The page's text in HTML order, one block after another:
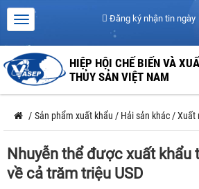
Đăng ký nhận tin ngày
HIỆP HỘI CHẾ BIẾN VÀ
THỦY SẢN VIỆT NAM
/ Sản phẩm xuất khẩu / Hải sản khác /Xuất
Nhuyễn thể được xuất khẩu
về cả trăm triệu USD